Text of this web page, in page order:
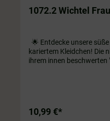
1072.2 Wichtel
🌟 Entdecke unsere
kariertem Kleidchen! Die
ihrem innen beschwerten
10,99 €*